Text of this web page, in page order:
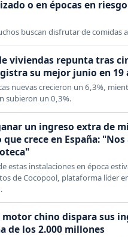
o en épocas en
buscan disfrutar de comidas
viviendas repunta tras
su mejor junio en 19
nuevas crecieron un 6,3%,
subieron un 0,3%.
un ingreso extra de
crece en España: "Nos
estas instalaciones en época
de Cocopool, plataforma líder
motor chino dispara sus
de los 2.000 millones